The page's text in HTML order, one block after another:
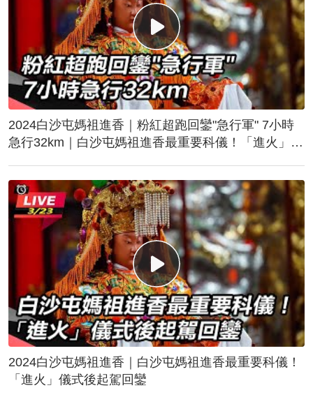
2024白沙屯媽祖進香｜粉紅超跑回鑾"急行軍" 7小時
急行32km｜白沙屯媽祖進香最重要科儀！「進火」儀
2024白沙屯媽祖進香｜白沙屯媽祖進香最重要科儀！
「進火」儀式後起駕回鑾